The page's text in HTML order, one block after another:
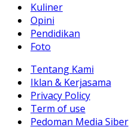
Kuliner
Opini
Pendidikan
Foto
Tentang Kami
Iklan & Kerjasama
Privacy Policy
Term of use
Pedoman Media Siber